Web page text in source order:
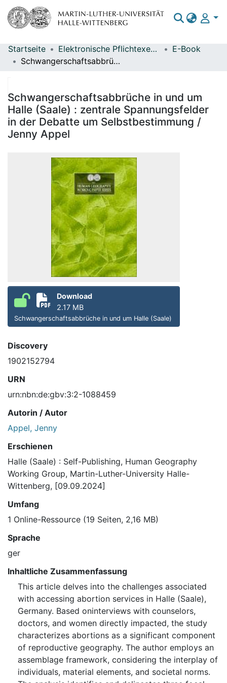
Bereiche & Sammlungen
Statistiken
Startseite Elektronische Pflichtexemplare
E-Book
Schwangerschaftsabbrüche in und um Halle (Saale) : zentrale Spannungsfelder in der Debatte um Selbstbestimmung / Jenny Appel
Schwangerschaftsabbrüche in und um
Halle (Saale) : zentrale Spannungsfelder
in der Debatte um Selbstbestimmung /
Jenny Appel
Download
2.17 MB
Schwangerschaftsabbrüche in und um Halle (Saale)
Discovery
1902152794
URN
urn:nbn:de:gbv:3:2-1088459
Autorin / Autor
Appel, Jenny
Erschienen
Halle (Saale) : Self-Publishing, Human Geography
Working Group, Martin-Luther-University Halle-
Wittenberg, [09.09.2024]
Umfang
1 Online-Ressource (19 Seiten, 2,16 MB)
Sprache
ger
Inhaltliche Zusammenfassung
This article delves into the challenges associated
with accessing abortion services in Halle (Saale),
Germany. Based oninterviews with counselors,
doctors, and women directly impacted, the study
characterizes abortions as a significant component
of reproductive geography. The author employs an
assemblage framework, considering the interplay of
individuals, material elements, and societal norms.